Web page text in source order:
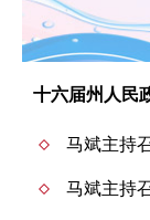
十六届州人民
马斌主持
马斌主持